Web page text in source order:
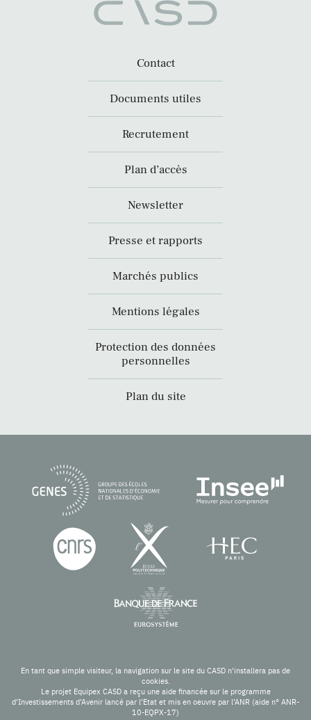
Contact
Documents utiles
Recrutement
Plan d’accès
Newsletter
Presse et rapports
Marchés publics
Mentions légales
Protection des données
personnelles
Plan du site
En tant que simple visiteur, la navigation sur le site du CASD n'installera pas de
cookies.
Le projet Equipex CASD a reçu une aide financée sur le programme
d’Investissements d’Avenir lancé par l’Etat et mis en oeuvre par l’ANR (aide n° ANR-
10-EQPX-17)